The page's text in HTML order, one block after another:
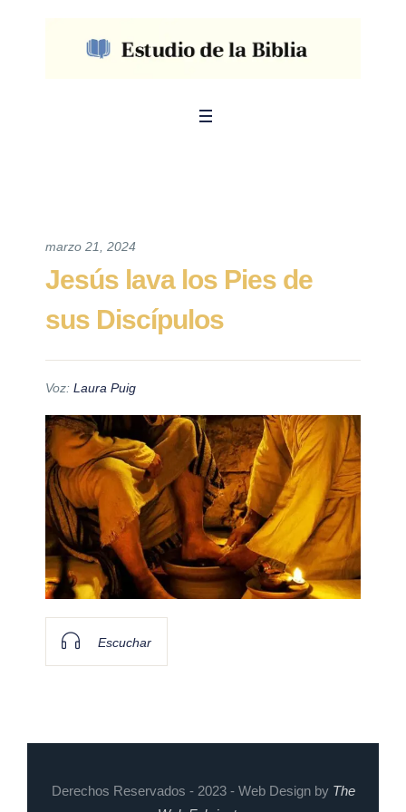
marzo 21, 2024
Jesús lava los Pies de
sus Discípulos
Voz: Laura Puig
Escuchar
Derechos Reservados - 2023 - Web Design by The